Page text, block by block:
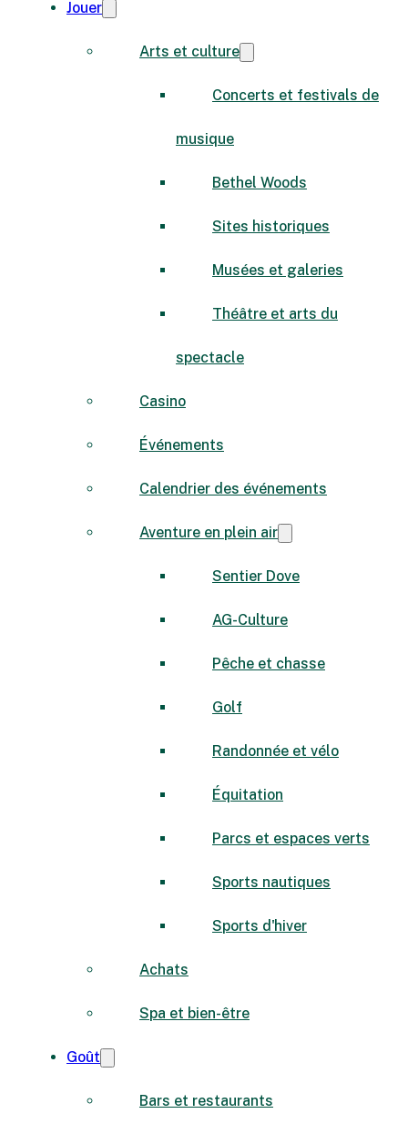
Jouer
Arts et culture
Concerts et festivals de
musique
Bethel Woods
Sites historiques
Musées et galeries
Théâtre et arts du
spectacle
Casino
Événements
Calendrier des événements
Aventure en plein air
Sentier Dove
AG-Culture
Pêche et chasse
Golf
Randonnée et vélo
Équitation
Parcs et espaces verts
Sports nautiques
Sports d'hiver
Achats
Spa et bien-être
Goût
Bars et restaurants